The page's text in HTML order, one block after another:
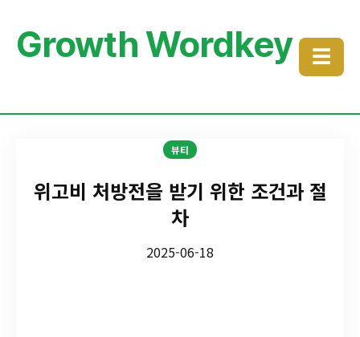
Growth Wordkey ☰
뷰티
위고비 처방전을 받기 위한 조건과 절
차
2025-06-18